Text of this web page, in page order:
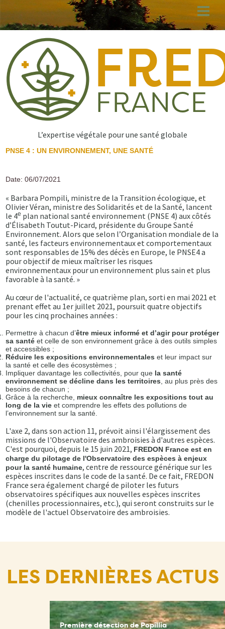
au
principal
L’expertise végétale pour une santé globale
PNSE 4 : UN ENVIRONNEMENT, UNE SANTÉ
Date: 06/07/2021
« Barbara Pompili, ministre de la Transition écologique, et
Olivier Véran, ministre des Solidarités et de la Santé, lancent
le 4e plan national santé environnement (PNSE 4) aux côtés
d’Élisabeth Toutut-Picard, présidente du Groupe Santé
Environnement. Alors que selon l’Organisation mondiale de la
santé, les facteurs environnementaux et comportementaux
sont responsables de 15% des décès en Europe, le PNSE4 a
pour objectif de mieux maîtriser les risques
environnementaux pour un environnement plus sain et plus
favorable à la santé. »
Au cœur de l'actualité, ce quatrième plan, sorti en mai 2021 et
prenant effet au 1er juillet 2021, poursuit quatre objectifs
pour les cinq prochaines années :
Permettre à chacun d’être mieux informé et d’agir pour protéger
sa santé et celle de son environnement grâce à des outils simples
et accessibles ;
Réduire les expositions environnementales et leur impact sur
la santé et celle des écosystèmes ;
Impliquer davantage les collectivités, pour que la santé
environnement se décline dans les territoires, au plus près des
besoins de chacun ;
Grâce à la recherche, mieux connaître les expositions tout au
long de la vie et comprendre les effets des pollutions de
l’environnement sur la santé.
L'axe 2, dans son action 11, prévoit ainsi l'élargissement des
missions de l'Observatoire des ambroisies à d'autres espèces.
C'est pourquoi, depuis le 15 juin 2021, FREDON France est en
charge du pilotage de l'Observatoire des espèces à enjeux
pour la santé humaine, centre de ressource générique sur les
espèces inscrites dans le code de la santé. De ce fait, FREDON
France sera également chargé de piloter les futurs
observatoires spécifiques aux nouvelles espèces inscrites
(chenilles processionnaires, etc.), qui seront construits sur le
modèle de l'actuel Observatoire des ambroisies.
LES DERNIÈRES ACTUS
Première détection de Popillia